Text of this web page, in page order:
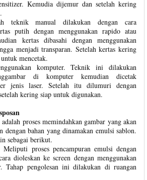
Kemudia dijemur dan setelah kering
teknik manual dilakukan dengan cara
putih dengan menggunakan rapido atau
kertas dibasahi dengan menggunakan
menjadi transparan. Setelah kertas kering
mencetak.
komputer. Teknik ini dilakukan
di komputer kemudian dicetak
jenis laser. Setelah itu dilumuri dengan
kering siap untuk digunakan.
proses memindahkan gambar yang akan
dengan bahan yang dinamakan emulsi sablon.
sebagai berikut.
Meliputi proses pencampuran emulsi dengan
dioleskan ke screen dengan menggunakan
Tahap pengolesan ini dilakukan di ruangan